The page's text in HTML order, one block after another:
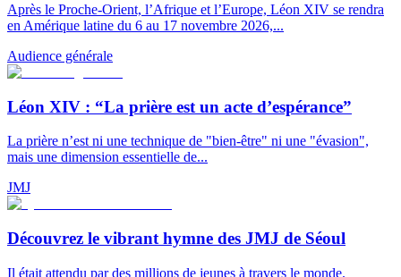
Après le Proche-Orient, l’Afrique et l’Europe, Léon XIV se rendra
en Amérique latine du 6 au 17 novembre 2026,...
Audience générale
Léon XIV : “La prière est un acte d’espérance”
La prière n’est ni une technique de "bien-être" ni une "évasion",
mais une dimension essentielle de...
JMJ
Découvrez le vibrant hymne des JMJ de Séoul
Il était attendu par des millions de jeunes à travers le monde.